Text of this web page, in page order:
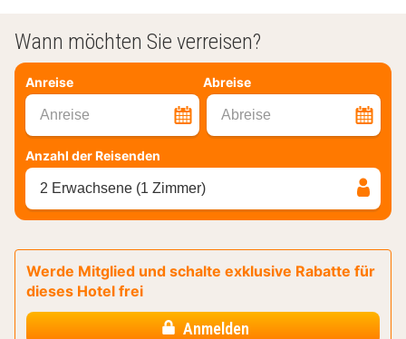
Wann möchten Sie verreisen?
Anreise Abreise
Anreise Abreise
Anzahl der Reisenden
2 Erwachsene (1 Zimmer)
Werde Mitglied und schalte exklusive Rabatte für
dieses Hotel frei
Anmelden